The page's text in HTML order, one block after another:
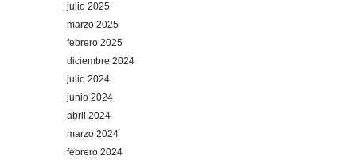
julio 2025
marzo 2025
febrero 2025
diciembre 2024
julio 2024
junio 2024
abril 2024
marzo 2024
febrero 2024